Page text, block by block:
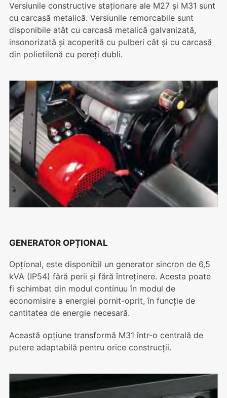
Versiunile constructive staționare ale M27 și M31 sunt
cu carcasă metalică. Versiunile remorcabile sunt
disponibile atât cu carcasă metalică galvanizată,
insonorizată și acoperită cu pulberi cât și cu carcasă
din polietilenă cu pereți dubli.
GENERATOR OPȚIONAL
Opțional, este disponibil un generator sincron de 6,5
kVA (IP54) fără perii și fără întreținere. Acesta poate
fi schimbat din modul continuu în modul de
economisire a energiei pornit-oprit, în funcție de
cantitatea de energie necesară.
Această opțiune transformă M31 într-o centrală de
putere adaptabilă pentru orice construcții.